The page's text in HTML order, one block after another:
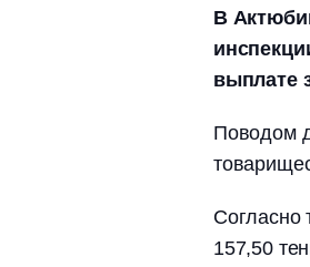
В
выплате
Поводом
Согласно
157,50